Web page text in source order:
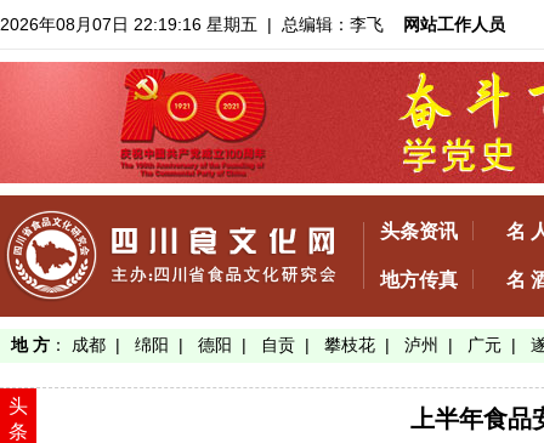
2026年08月07日 22:19:17 星期五 | 总编辑：李飞 网站工作人员
头条资讯 名
地方传真 名
地 方 ： 成都 | 绵阳 | 德阳 | 自贡 | 攀枝花 | 泸州 | 广元 |
头
条
上半年食品